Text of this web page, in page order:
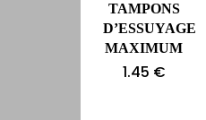
TAMPONS
D’ESSUYAGE
MAXIMUM
1.45 €